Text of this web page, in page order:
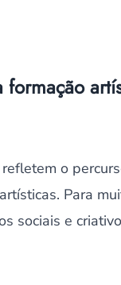
o
Para
sociais e